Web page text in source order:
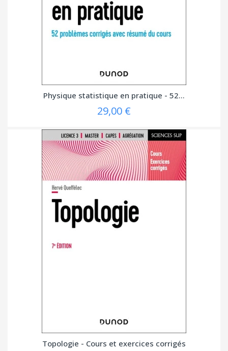
Physique statistique en pratique - 52...
29,00 €
Topologie - Cours et exercices corrigés